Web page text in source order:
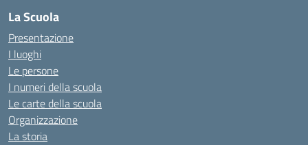
La Scuola
Presentazione
I luoghi
Le persone
I numeri della scuola
Le carte della scuola
Organizzazione
La storia